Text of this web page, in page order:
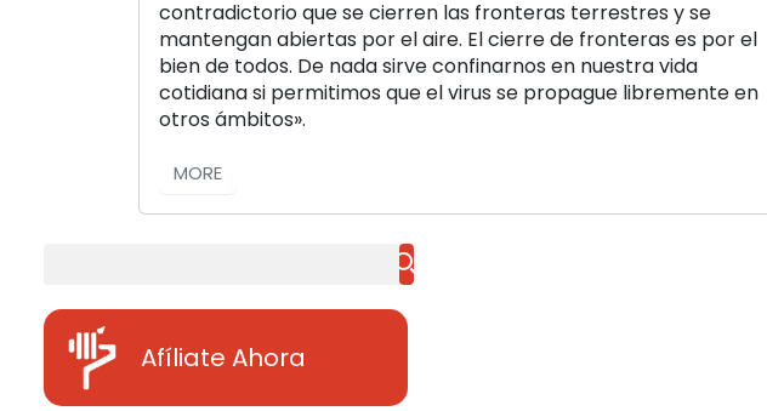
contradictorio que se cierren las fronteras terrestres y se
mantengan abiertas por el aire. El cierre de fronteras es por el
bien de todos. De nada sirve confinarnos en nuestra vida
cotidiana si permitimos que el virus se propague libremente en
otros ámbitos».
MORE
Afíliate Ahora